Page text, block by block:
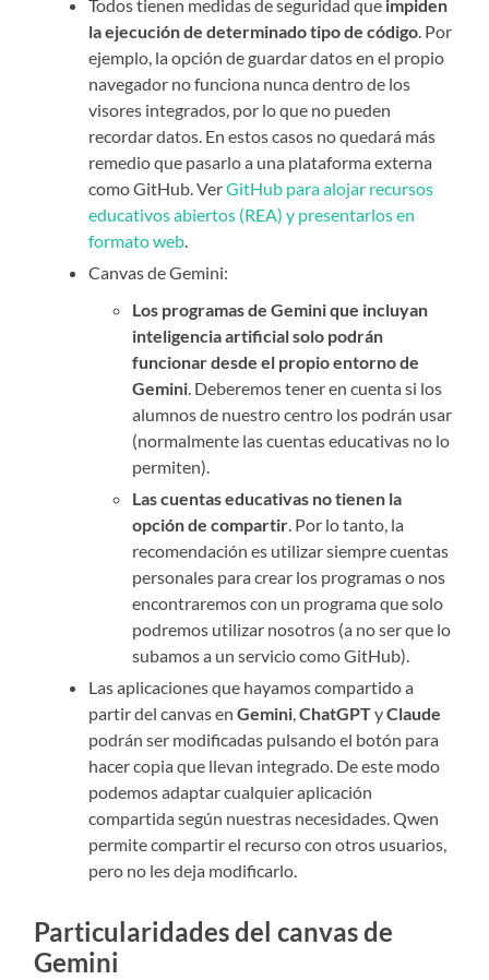
Todos tienen medidas de seguridad que impiden
la ejecución de determinado tipo de código. Por
ejemplo, la opción de guardar datos en el propio
navegador no funciona nunca dentro de los
visores integrados, por lo que no pueden
recordar datos. En estos casos no quedará más
remedio que pasarlo a una plataforma externa
como GitHub. VerGitHub para alojar recursos
educativos abiertos (REA) y presentarlos en
formato web.
Canvas de Gemini:
Los programas de Gemini que incluyan
inteligencia artificial solo podrán
funcionar desde el propio entorno de
Gemini. Deberemos tener en cuenta si los
alumnos de nuestro centro los podrán usar
(normalmente las cuentas educativas no lo
permiten).
Las cuentas educativas no tienen la
opción de compartir. Por lo tanto, la
recomendación es utilizar siempre cuentas
personales para crear los programas o nos
encontraremos con un programa que solo
podremos utilizar nosotros (a no ser que lo
subamos a un servicio como GitHub).
Las aplicaciones que hayamos compartido a
partir del canvas enGemini,ChatGPTyClaude
podrán ser modificadas pulsando el botón para
hacer copia que llevan integrado. De este modo
podemos adaptar cualquier aplicación
compartida según nuestras necesidades. Qwen
permite compartir el recurso con otros usuarios,
pero no les deja modificarlo.
Particularidades del canvas de
Gemini